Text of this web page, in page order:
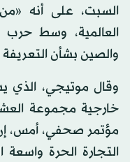
السبت، على أنه
العالمية، وسط حرب
والصين بشأن
وقال موتيجي، الذي
خارجية مجموعة
مؤتمر صحفي، أمس، إن
التجارة الحرة